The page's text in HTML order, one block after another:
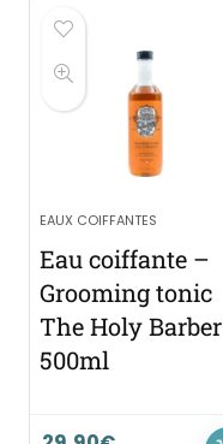
EAUX COIFFANTES
Eau coiffante –
Grooming tonic
The Holy Barber
500ml